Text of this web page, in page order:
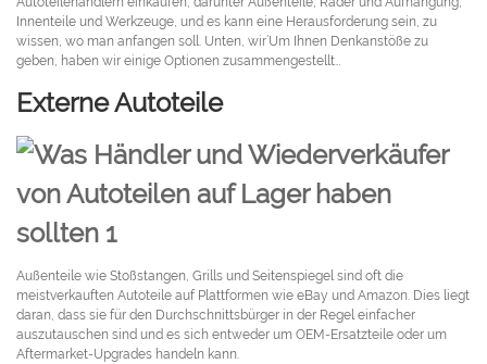
Innenteile und Werkzeuge, und es kann eine Herausforderung sein, zu
wissen, wo man anfangen soll. Unten, wir’Um Ihnen Denkanstöße zu
geben, haben wir einige Optionen zusammengestellt…
Externe Autoteile
Außenteile wie Stoßstangen, Grills und Seitenspiegel sind oft die
meistverkauften Autoteile auf Plattformen wie eBay und Amazon. Dies liegt
daran, dass sie für den Durchschnittsbürger in der Regel einfacher
auszutauschen sind und es sich entweder um OEM-Ersatzteile oder um
Aftermarket-Upgrades handeln kann.